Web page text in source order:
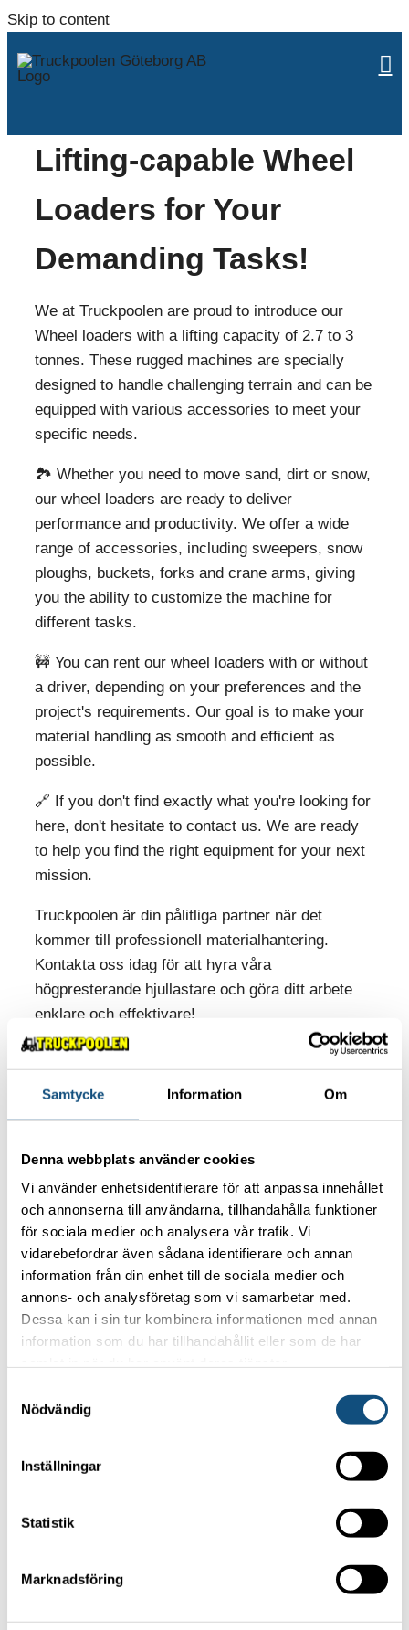
Samtycke Information Om
Denna webbplats använder cookies
Vi använder enhetsidentifierare för att anpassa innehållet
och annonserna till användarna, tillhandahålla funktioner
för sociala medier och analysera vår trafik. Vi
vidarebefordrar även sådana identifierare och annan
information från din enhet till de sociala medier och
annons- och analysföretag som vi samarbetar med.
Dessa kan i sin tur kombinera informationen med annan
information som du har tillhandahållit eller som de har
Nödvändig
Inställningar
Statistik
Marknadsföring
Skip to content
Lifting-capable Wheel
Loaders for Your
Demanding Tasks!
We at Truckpoolen are proud to introduce our
Wheel loaders with a lifting capacity of 2.7 to 3
tonnes. These rugged machines are specially
designed to handle challenging terrain and can be
equipped with various accessories to meet your
specific needs.
🏞️ Whether you need to move sand, dirt or snow,
our wheel loaders are ready to deliver
performance and productivity. We offer a wide
range of accessories, including sweepers, snow
ploughs, buckets, forks and crane arms, giving
you the ability to customize the machine for
different tasks.
🚧 You can rent our wheel loaders with or without
a driver, depending on your preferences and the
project's requirements. Our goal is to make your
material handling as smooth and efficient as
possible.
🔗 If you don't find exactly what you're looking for
here, don't hesitate to contact us. We are ready
to help you find the right equipment for your next
mission.
Truckpoolen är din pålitliga partner när det
kommer till professionell materialhantering.
Kontakta oss idag för att hyra våra
högpresterande hjullastare och göra ditt arbete
enklare och effektivare!
Read more!
30 May, 2025
Teleskoptruckar – flexibel höjdhjälp
för bygg, industri och jordbruk
23 May, 2025
Har du flaskhalsar i logistiken?
16 May, 2025
Effektiv containerhantering – hyr
9 May, 2025
See our forklifts
Wheel loaders